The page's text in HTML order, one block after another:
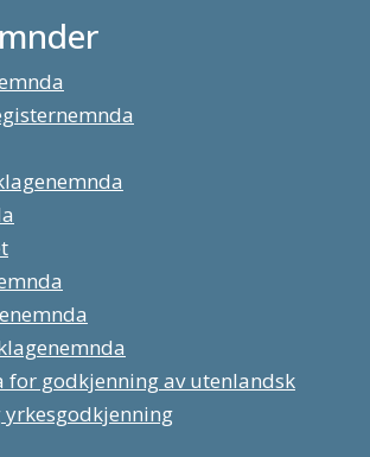
for godkjenning av utenlandsk